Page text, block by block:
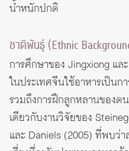
น้ำหนักปกติ
ชาติพันธุ์ (Ethnic
การศึกษาของ Jingxiong แ
ในประเทศจีนใช้อาหารเป็น
รวมถึงการฝึกลูกหลานของต
เดียวกับงานวิจัยของ
และ Daniels (2005) ที่พบว่